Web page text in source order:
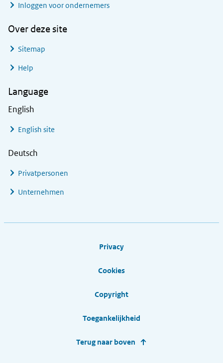
Inloggen voor ondernemers
Over deze site
Sitemap
Help
Language
English
English site
Deutsch
Privatpersonen
Unternehmen
Privacy
Cookies
Copyright
Toegankelijkheid
Terug naar boven